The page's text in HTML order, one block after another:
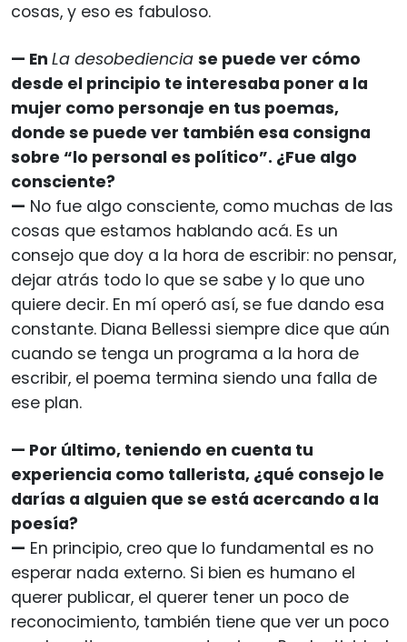
cosas, y eso es fabuloso.
— En La desobediencia se puede ver cómo
desde el principio te interesaba poner a la
mujer como personaje en tus poemas,
donde se puede ver también esa consigna
sobre “lo personal es político”. ¿Fue algo
consciente?
— No fue algo consciente, como muchas de las
cosas que estamos hablando acá. Es un
consejo que doy a la hora de escribir: no pensar,
dejar atrás todo lo que se sabe y lo que uno
quiere decir. En mí operó así, se fue dando esa
constante. Diana Bellessi siempre dice que aún
cuando se tenga un programa a la hora de
escribir, el poema termina siendo una falla de
ese plan.
— Por último, teniendo en cuenta tu
experiencia como tallerista, ¿qué consejo le
darías a alguien que se está acercando a la
poesía?
— En principio, creo que lo fundamental es no
esperar nada externo. Si bien es humano el
querer publicar, el querer tener un poco de
reconocimiento, también tiene que ver un poco